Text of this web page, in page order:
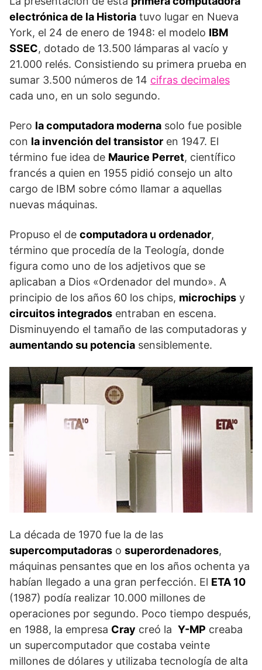
electrónica de la Historia tuvo lugar en Nueva
York, el 24 de enero de 1948: el modelo IBM
SSEC, dotado de 13.500 lámparas al vacío y
21.000 relés. Consistiendo su primera prueba en
sumar 3.500 números de 14 cifras decimales
cada uno, en un solo segundo.
Pero la computadora moderna solo fue posible
con la invención del transistor en 1947. El
término fue idea de Maurice Perret, científico
francés a quien en 1955 pidió consejo un alto
cargo de IBM sobre cómo llamar a aquellas
nuevas máquinas.
Propuso el de computadora u ordenador,
término que procedía de la Teología, donde
figura como uno de los adjetivos que se
aplicaban a Dios «Ordenador del mundo». A
principio de los años 60 los chips, microchips y
circuitos integrados entraban en escena.
Disminuyendo el tamaño de las computadoras y
aumentando su potencia sensiblemente.
La década de 1970 fue la de las
supercomputadoras o superordenadores,
máquinas pensantes que en los años ochenta ya
habían llegado a una gran perfección. El ETA 10
(1987) podía realizar 10.000 millones de
operaciones por segundo. Poco tiempo después,
en 1988, la empresa Cray creó la Y-MP creaba
un supercomputador que costaba veinte
millones de dólares y utilizaba tecnología de alta